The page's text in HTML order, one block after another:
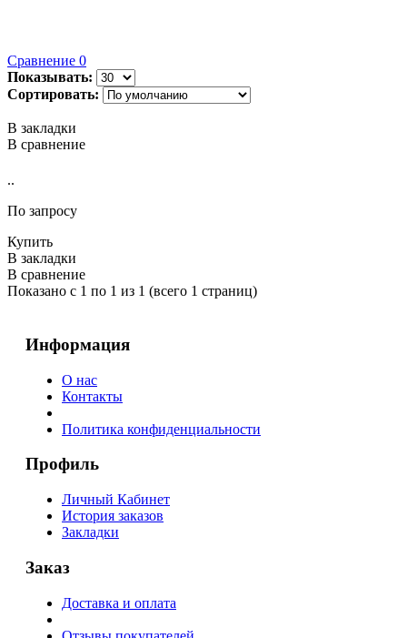
Сравнение 0
Показывать:
Сортировать:
В закладки
В сравнение
..
По запросу
Купить
В закладки
В сравнение
Показано с 1 по 1 из 1 (всего 1 страниц)
Информация
О нас
Контакты
Политика конфиденциальности
Профиль
Личный Кабинет
История заказов
Закладки
Заказ
Доставка и оплата